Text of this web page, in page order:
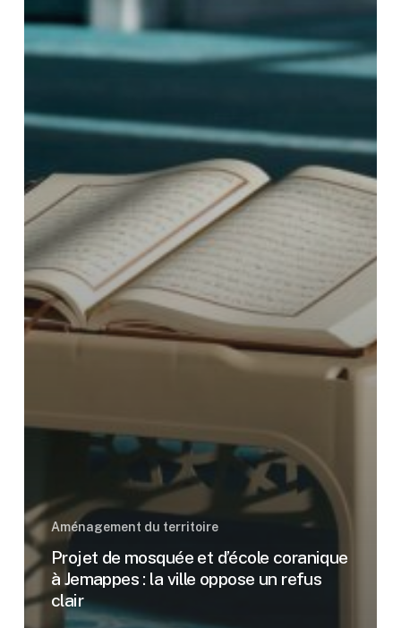
Aménagement du territoire
Projet de mosquée et d’école coranique
à Jemappes : la ville oppose un refus
clair